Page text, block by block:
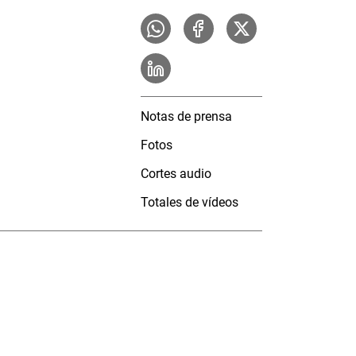
Notas de prensa
Fotos
Cortes audio
Totales de vídeos